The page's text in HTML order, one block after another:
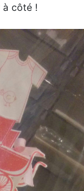
à côté !